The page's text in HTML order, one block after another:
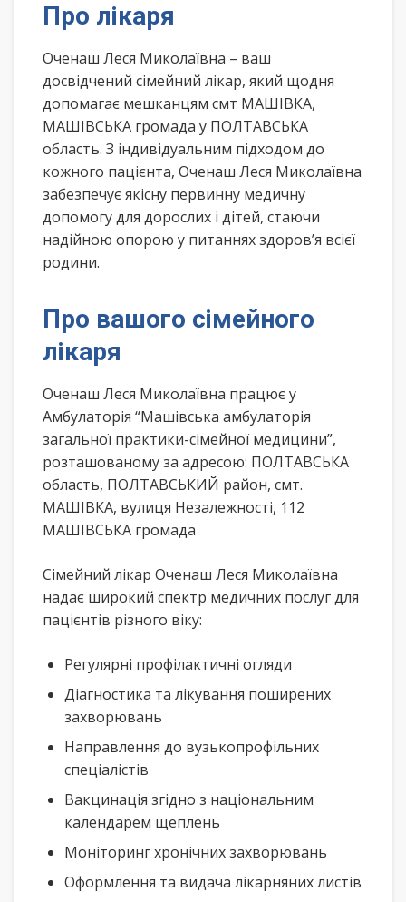
Про лікаря
Оченаш Леся Миколаївна – ваш
досвідчений сімейний лікар, який щодня
допомагає мешканцям смт МАШІВКА,
МАШІВСЬКА громада у ПОЛТАВСЬКА
область. З індивідуальним підходом до
кожного пацієнта, Оченаш Леся Миколаївна
забезпечує якісну первинну медичну
допомогу для дорослих і дітей, стаючи
надійною опорою у питаннях здоров’я всієї
родини.
Про вашого сімейного
лікаря
Оченаш Леся Миколаївна працює у
Амбулаторія “Машівська амбулаторія
загальної практики-сімейної медицини”,
розташованому за адресою: ПОЛТАВСЬКА
область, ПОЛТАВСЬКИЙ район, смт.
МАШІВКА, вулиця Незалежності, 112
МАШІВСЬКА громада
Сімейний лікар Оченаш Леся Миколаївна
надає широкий спектр медичних послуг для
пацієнтів різного віку:
Регулярні профілактичні огляди
Діагностика та лікування поширених
захворювань
Направлення до вузькопрофільних
спеціалістів
Вакцинація згідно з національним
календарем щеплень
Моніторинг хронічних захворювань
Оформлення та видача лікарняних листів